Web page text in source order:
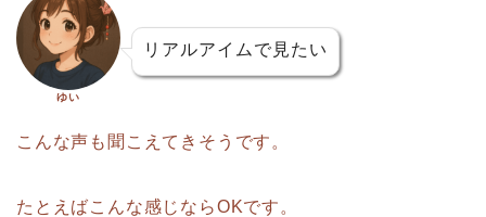
ゆい
リアルアイムで見たい
こんな声も聞こえてきそうです。
たとえばこんな感じならOKです。